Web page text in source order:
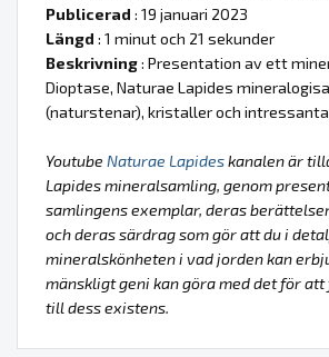
Publicerad : 19 januari 2023
Längd : 1 minut och 21 sekunder
Beskrivning: Presentation av ett
Dioptase, Naturae Lapides
(naturstenar), kristaller och
Youtube Naturae Lapideskanalen är
Lapides mineralsamling, genom
samlingens exemplar, deras
och deras särdrag som gör att du i
mineralskönheten i vad jorden kan
mänskligt geni kan göra med det för
till dess existens.